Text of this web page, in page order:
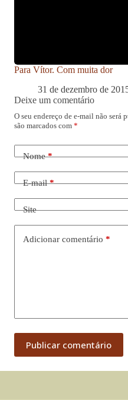
Para Vítor. Com muita dor
31 de dezembro de
Deixe um comentário
O seu endereço de e-mail não será
são marcados com *
Nome*
E-mail*
Site
Adicionar comentário *
Publicar comentário